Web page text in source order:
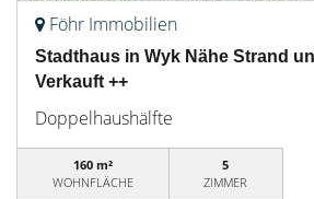
Föhr Immobilien
Stadthaus in Wyk Nähe Strand
Verkauft ++
Doppelhaushälfte
160 m²
WOHNFLÄCHE
5
ZIMMER